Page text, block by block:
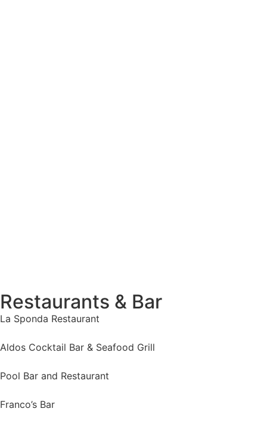
Restaurants & Bar
La Sponda Restaurant
Aldos Cocktail Bar & Seafood Grill
Pool Bar and Restaurant
Franco’s Bar